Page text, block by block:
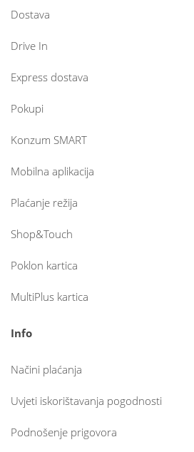
Dostava
Drive In
Express dostava
Pokupi
Konzum SMART
Mobilna aplikacija
Plaćanje režija
Shop&Touch
Poklon kartica
MultiPlus kartica
Info
Načini plaćanja
Uvjeti iskorištavanja pogodnosti
Podnošenje prigovora